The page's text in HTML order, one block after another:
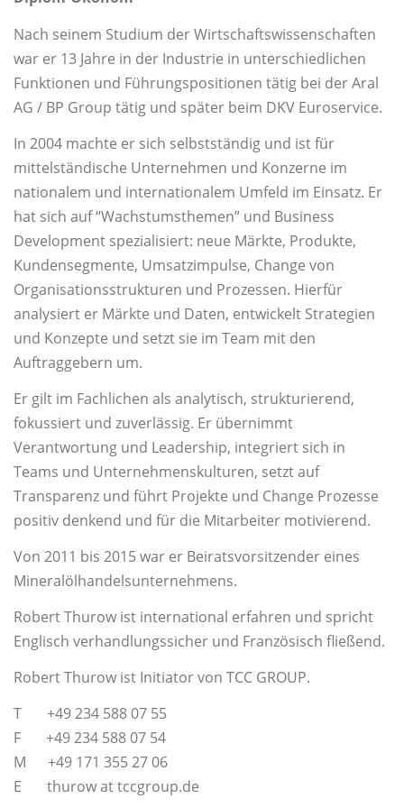
Nach seinem Studium der Wirtschaftswissenschaften
war er 13 Jahre in der Industrie in unterschiedlichen
Funktionen und Führungspositionen tätig bei der Aral
AG / BP Group tätig und später beim DKV Euroservice.
In 2004 machte er sich selbstständig und ist für
mittelständische Unternehmen und Konzerne im
nationalem und internationalem Umfeld im Einsatz. Er
hat sich auf “Wachstumsthemen” und Business
Development spezialisiert: neue Märkte, Produkte,
Kundensegmente, Umsatzimpulse, Change von
Organisationsstrukturen und Prozessen. Hierfür
analysiert er Märkte und Daten, entwickelt Strategien
und Konzepte und setzt sie im Team mit den
Auftraggebern um.
Er gilt im Fachlichen als analytisch, strukturierend,
fokussiert und zuverlässig. Er übernimmt
Verantwortung und Leadership, integriert sich in
Teams und Unternehmenskulturen, setzt auf
Transparenz und führt Projekte und Change Prozesse
positiv denkend und für die Mitarbeiter motivierend.
Von 2011 bis 2015 war er Beiratsvorsitzender eines
Mineralölhandelsunternehmens.
Robert Thurow ist international erfahren und spricht
Englisch verhandlungssicher und Französisch fließend.
Robert Thurow ist Initiator von TCC GROUP.
T +49 234 588 07 55
F +49 234 588 07 54
M +49 171 355 27 06
E thurow at tccgroup.de